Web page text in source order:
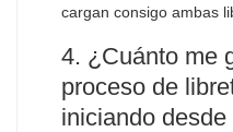
cargan consigo ambas
4. ¿Cuánto me
proceso de
iniciando desde